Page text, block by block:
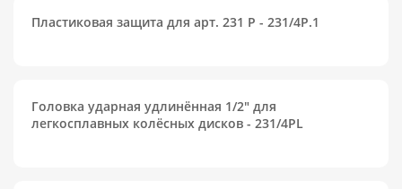
Пластиковая защита для арт. 231 P - 231/4P.1
Головка ударная удлинённая 1/2" для
легкосплавных колёсных дисков - 231/4PL